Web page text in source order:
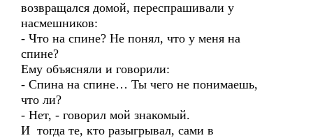
возвращался домой, переспрашивали у
насмешников:
- Что на спине? Не понял, что у меня на
спине?
Ему объясняли и говорили:
- Спина на спине… Ты чего не понимаешь,
что ли?
- Нет, - говорил мой знакомый.
И тогда те, кто разыгрывал, сами в